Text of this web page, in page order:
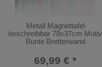
Metall Magnettafel
beschreibbar 78x37cm Motiv
Bunte Bretterwand
69,99 € *